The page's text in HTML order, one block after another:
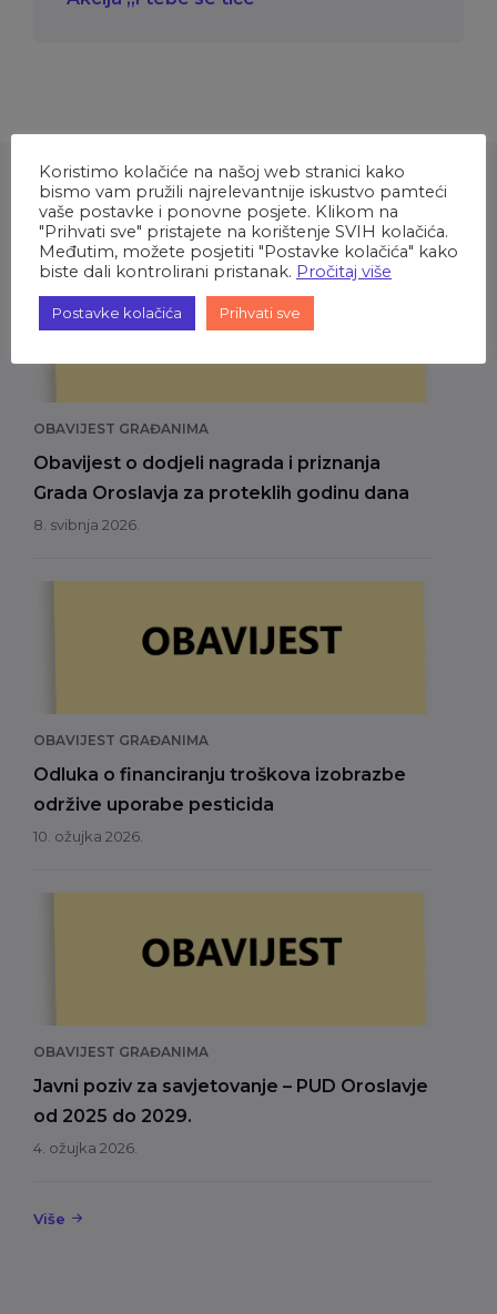
Najnovije vijesti
OBAVIJEST GRAĐANIMA
Obavijest o dodjeli nagrada i priznanja
Grada Oroslavja za proteklih godinu dana
8. svibnja 2026.
OBAVIJEST GRAĐANIMA
Odluka o financiranju troškova izobrazbe
održive uporabe pesticida
10. ožujka 2026.
OBAVIJEST GRAĐANIMA
Javni poziv za savjetovanje – PUD Oroslavje
od 2025 do 2029.
4. ožujka 2026.
Više
Koristimo kolačiće na našoj web stranici kako
bismo vam pružili najrelevantnije iskustvo pamteći
vaše postavke i ponovne posjete. Klikom na
"Prihvati sve" pristajete na korištenje SVIH kolačića.
Međutim, možete posjetiti "Postavke kolačića" kako
biste dali kontrolirani pristanak. Pročitaj više
Postavke kolačića Prihvati sve